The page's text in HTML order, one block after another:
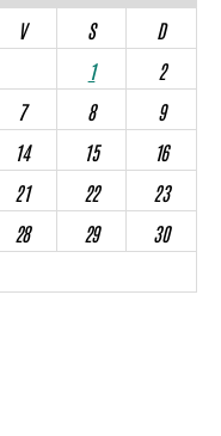
V S
D
1
2
7 8
9
14 15
16
21 22
23
28 29
30